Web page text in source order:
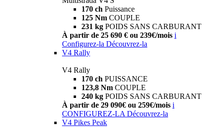
170 ch Puissance
125 Nm COUPLE
231 kg POIDS SANS CARBURANT
À partir de 25 690 € ou 239€/mois i
Configurez-la Découvrez-la
V4 Rally
V4 Rally
170 ch PUISSANCE
123,8 Nm COUPLE
240 kg POIDS SANS CARBURANT
À partir de 29 090€ ou 259€/mois i
CONFIGUREZ-LA Découvrez-la
V4 Pikes Peak